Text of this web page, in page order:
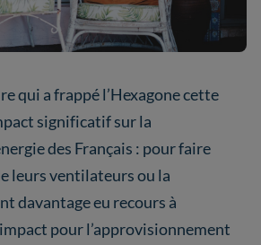
qui a frappé l’Hexagone cette
significatif sur la
des Français : pour faire
leurs ventilateurs ou la
davantage eu recours à
pour l’approvisionnement